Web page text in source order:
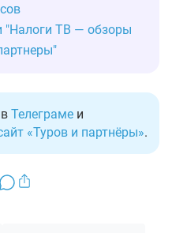
"Налоги ТВ — обзоры
Телеграме и
«Туров и партнёры».